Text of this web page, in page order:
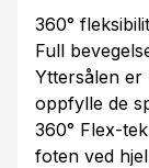
360°
Full
Yttersålen er
oppfylle de
360° Flex-
foten ved